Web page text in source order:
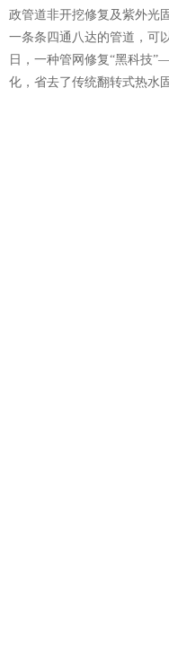
政管道非开挖修复及紫外光
一条条四通八达的管道，可
日，一种管网修复“黑科技
化，省去了传统翻转式热水